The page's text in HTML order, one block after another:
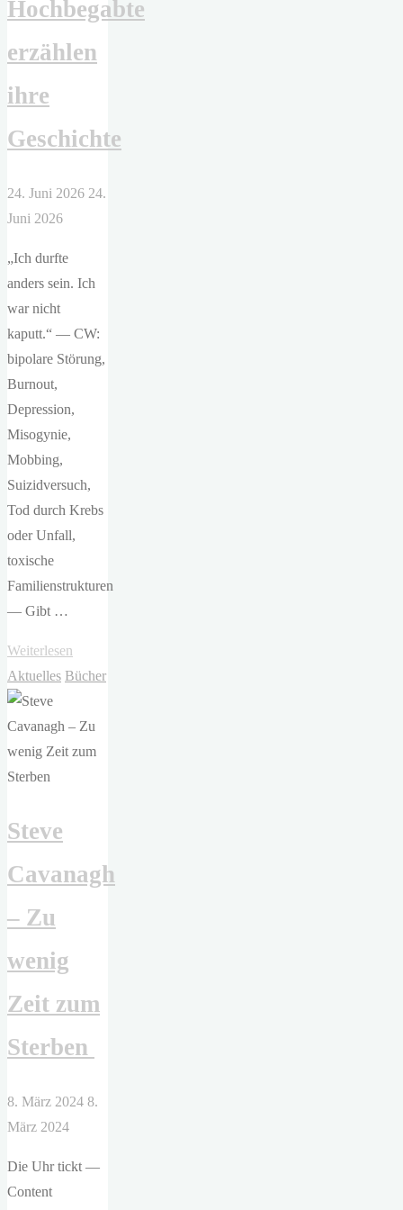
Hochbegabte
erzählen
ihre
Geschichte
24. Juni 2026 24.
Juni 2026
„Ich durfte
anders sein. Ich
war nicht
kaputt.“ — CW:
bipolare Störung,
Burnout,
Depression,
Misogynie,
Mobbing,
Suizidversuch,
Tod durch Krebs
oder Unfall,
toxische
Familienstrukturen
— Gibt …
Weiterlesen
Campagna/Stefan
Pieper
–
erkannte
Aktuelles Bücher
Steve
Cavanagh
– Zu
wenig
Zeit zum
Sterben
8. März 2024 8.
März 2024
Die Uhr tickt —
Content